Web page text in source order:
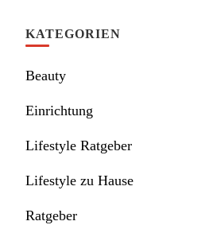
KATEGORIEN
Beauty
Einrichtung
Lifestyle Ratgeber
Lifestyle zu Hause
Ratgeber